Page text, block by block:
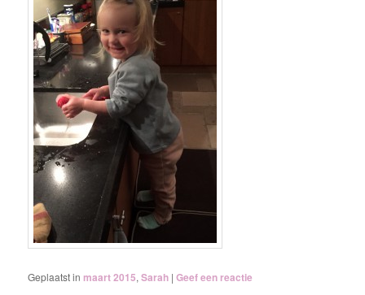
Geplaatst in maart 2015,Sarah |Geef een reactie